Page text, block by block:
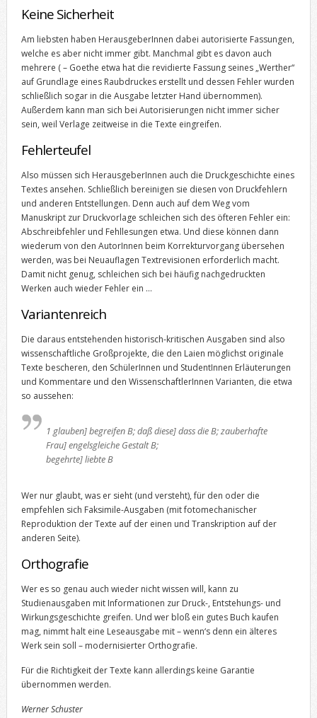
Keine Sicherheit
Am liebsten haben HerausgeberInnen dabei autorisierte Fassungen,
welche es aber nicht immer gibt. Manchmal gibt es davon auch
mehrere ( – Goethe etwa hat die revidierte Fassung seines „Werther“
auf Grundlage eines Raubdruckes erstellt und dessen Fehler wurden
schließlich sogar in die Ausgabe letzter Hand übernommen).
Außerdem kann man sich bei Autorisierungen nicht immer sicher
sein, weil Verlage zeitweise in die Texte eingreifen.
Fehlerteufel
Also müssen sich HerausgeberInnen auch die Druckgeschichte eines
Textes ansehen. Schließlich bereinigen sie diesen von Druckfehlern
und anderen Entstellungen. Denn auch auf dem Weg vom
Manuskript zur Druckvorlage schleichen sich des öfteren Fehler ein:
Abschreibfehler und Fehllesungen etwa. Und diese können dann
wiederum von den AutorInnen beim Korrekturvorgang übersehen
werden, was bei Neuauflagen Textrevisionen erforderlich macht.
Damit nicht genug, schleichen sich bei häufig nachgedruckten
Werken auch wieder Fehler ein …
Variantenreich
Die daraus entstehenden historisch-kritischen Ausgaben sind also
wissenschaftliche Großprojekte, die den Laien möglichst originale
Texte bescheren, den SchülerInnen und StudentInnen Erläuterungen
und Kommentare und den WissenschaftlerInnen Varianten, die etwa
so aussehen:
1 glauben] begreifen B; daß diese] dass die B; zauberhafte
Frau] engelsgleiche Gestalt B;
begehrte] liebte B
Wer nur glaubt, was er sieht (und versteht), für den oder die
empfehlen sich Faksimile-Ausgaben (mit fotomechanischer
Reproduktion der Texte auf der einen und Transkription auf der
anderen Seite).
Orthografie
Wer es so genau auch wieder nicht wissen will, kann zu
Studienausgaben mit Informationen zur Druck-, Entstehungs- und
Wirkungsgeschichte greifen. Und wer bloß ein gutes Buch kaufen
mag, nimmt halt eine Leseausgabe mit – wenn‘s denn ein älteres
Werk sein soll – modernisierter Orthografie.
Für die Richtigkeit der Texte kann allerdings keine Garantie
übernommen werden.
Werner Schuster